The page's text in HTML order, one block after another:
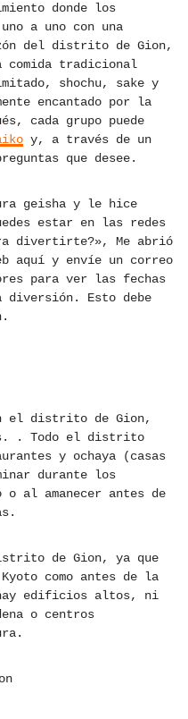
donde los
a uno con una
del distrito de Gion,
comida tradicional
shochu, sake y
encantado por la
cada grupo puede
y, a través de un
que desee.
geisha y le hice
estar en las redes
divertirte?», Me abrió
aquí y envíe un correo
para ver las fechas
diversión. Esto debe
el distrito de Gion,
. Todo el distrito
y ochaya (casas
durante los
al amanecer antes de
de Gion, ya que
como antes de la
hay edificios altos, ni
o centros